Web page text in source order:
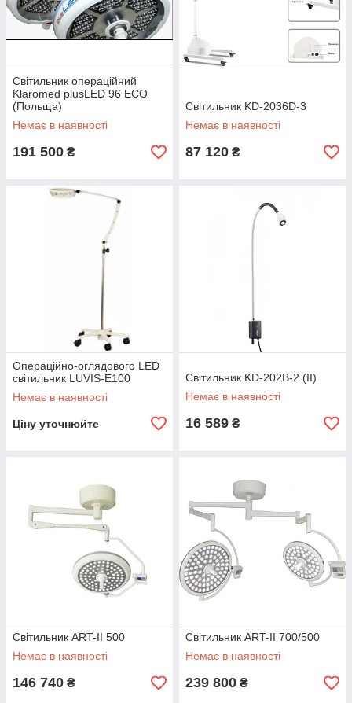
Світильник операційний
Klaromed plusLED 96 ECO
(Польща)
Немає в наявності
191 500 ₴
Світильник KD-2036D-3
Немає в наявності
87 120 ₴
Операційно-оглядового LED
світильник LUVIS-E100
Немає в наявності
Ціну уточнюйте
Світильник KD-202B-2 (II)
Немає в наявності
16 589 ₴
Світильник ART-II 500
Немає в наявності
146 740 ₴
Світильник ART-II 700/500
Немає в наявності
239 800 ₴